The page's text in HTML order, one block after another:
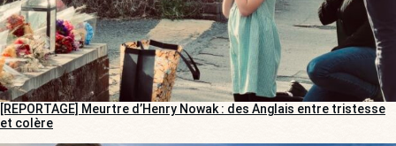
[REPORTAGE] Meurtre d’Henry Nowak : des Anglais entre tristesse
et colère